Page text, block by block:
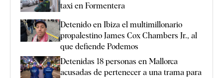
taxi en Formentera
Detenido en Ibiza el multimillonario
propalestino James Cox Chambers Jr., al
que defiende Podemos
Detenidas 18 personas en Mallorca
acusadas de pertenecer a una trama para